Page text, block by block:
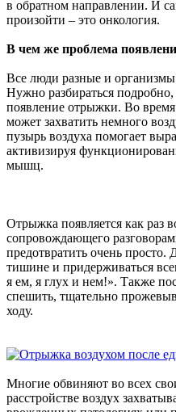
в обратном направлении. И
произойти – это онкология.
В чем же проблема
Все люди разные и организмы
Нужно разбираться
появление отрыжки. Во
может захватить немного
пузырь воздуха помогает
активизируя
мышц.
Отрыжка появляется как раз
сопровождающего
предотвратить очень просто.
тишине и придерживаться
я ем, я глух и нем!». Также
спешить, тщательно
ходу.
Многие обвиняют во всех
расстройстве воздух